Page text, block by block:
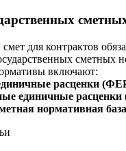
для контрактов
сметных
включают:
расценки
единичные
нормативная